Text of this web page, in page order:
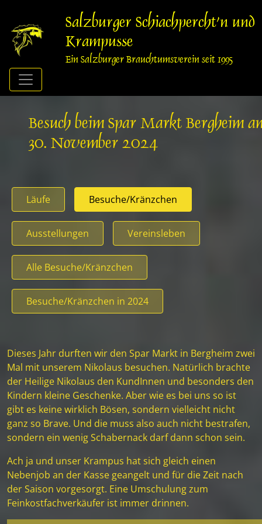
Inhalt
Salzburger Schiachpercht'n und
Krampusse
Ein Salzburger Brauchtumsverein seit 1995
Besuch beim Spar Markt Bergheim
30. November 2024
Läufe Besuche/Kränzchen
Ausstellungen Vereinsleben
Alle Besuche/Kränzchen
Besuche/Kränzchen in 2024
Dieses Jahr durften wir den Spar Markt in Bergheim zwei
Mal mit unserem Nikolaus besuchen. Natürlich brachte
der Heilige Nikolaus den KundInnen und besonders den
Kindern kleine Geschenke. Aber wie es bei uns so ist
gibt es keine wirklich Bösen, sondern vielleicht nicht
ganz so Brave. Und die muss also auch nicht bestrafen,
sondern ein wenig Schabernack darf dann schon sein.
Ach ja und unser Krampus hat sich gleich einen
Nebenjob an der Kasse geangelt und für die Zeit nach
der Saison vorgesorgt. Eine Umschulung zum
Feinkostfachverkäufer ist immer drinnen.